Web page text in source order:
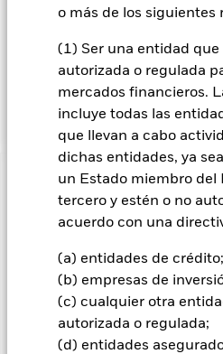
o más de los siguientes
(1) Ser una entidad que
autorizada o regulada
mercados financieros.
incluye todas las
que llevan a cabo
dichas entidades, ya
un Estado miembro del
tercero y estén o no
acuerdo con una
(a) entidades de crédito;
(b) empresas de
(c) cualquier otra
autorizada o regulada;
(d) entidades
El Fondo BlackRock UK Credit
de revalorización del capital y
Fondo, reflejando la rentabilidad
«gilts» del Reino Unido.
INFORMACIÓN IMPORTANTE:
de las inversiones y los ingresos
subir o bajar, y no están
fondo utilizan derivados para
uso de derivados para una clase
un posible riesgo de contagio
over») a otras clases de acciones